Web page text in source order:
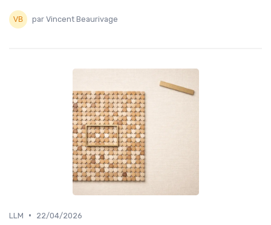
par Vincent Beaurivage
LLM • 22/04/2026